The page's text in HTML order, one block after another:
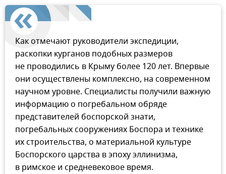
Как отмечают руководители экспедиции,
раскопки курганов подобных размеров
не проводились в Крыму более 120 лет. Впервые
они осуществлены комплексно, на современном
научном уровне. Специалисты получили важную
информацию о погребальном обряде
представителей боспорской знати,
погребальных сооружениях Боспора и технике
их строительства, о материальной культуре
Боспорского царства в эпоху эллинизма,
в римское и средневековое время.